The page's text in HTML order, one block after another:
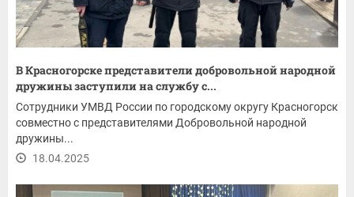
В Красногорске представители добровольной народной
дружины заступили на службу с...
Сотрудники УМВД России по городскому округу Красногорск
совместно с представителями Добровольной народной
дружины...
18.04.2025